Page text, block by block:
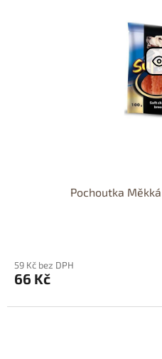
Pochoutka
59 Kč bez DPH
66 Kč